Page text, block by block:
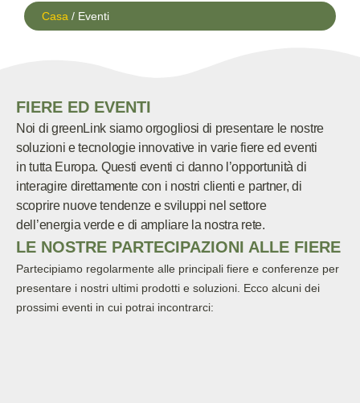
Casa / Eventi
FIERE ED EVENTI
Noi di greenLink siamo orgogliosi di presentare le nostre
soluzioni e tecnologie innovative in varie fiere ed eventi
in tutta Europa. Questi eventi ci danno l’opportunità di
interagire direttamente con i nostri clienti e partner, di
scoprire nuove tendenze e sviluppi nel settore
dell’energia verde e di ampliare la nostra rete.
LE NOSTRE PARTECIPAZIONI ALLE FIERE
Partecipiamo regolarmente alle principali fiere e conferenze per
presentare i nostri ultimi prodotti e soluzioni. Ecco alcuni dei
prossimi eventi in cui potrai incontrarci: